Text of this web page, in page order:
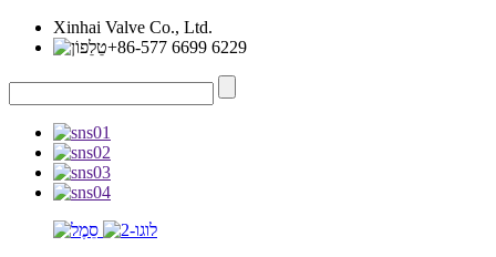
Xinhai Valve Co., Ltd.
+86-577 6699 6229